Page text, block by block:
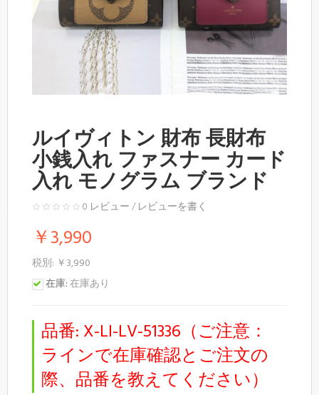
ルイヴィトン 財布 長財布
小銭入れ ファスナー カード
入れ モノグラム ブランド
0 レビュー/レビューを書く
￥3,990
税別: ￥3,990
在庫:在庫あり
品番: X-LI-LV-51336（ご注意：
ラインで在庫確認とご注文の
際、品番を教えてください）